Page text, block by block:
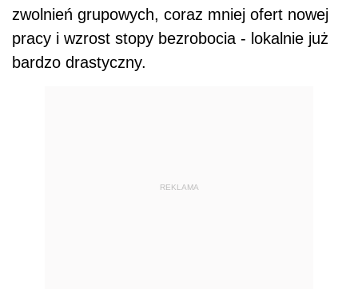
zwolnień grupowych, coraz mniej ofert nowej
pracy i wzrost stopy bezrobocia - lokalnie już
bardzo drastyczny.
REKLAMA